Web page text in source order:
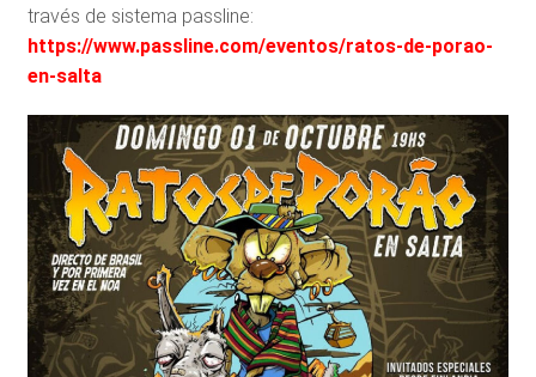
través de sistema passline:
https://www.passline.com/eventos/ratos-de-porao-
en-salta